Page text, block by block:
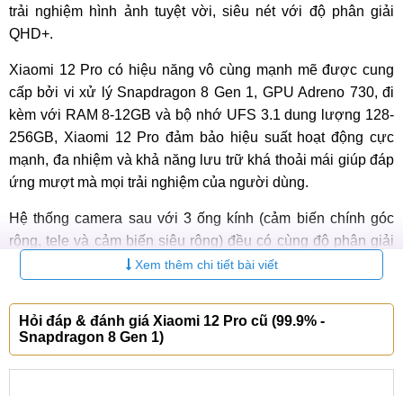
trải nghiệm hình ảnh tuyệt vời, siêu nét với độ phân giải
QHD+.
Xiaomi 12 Pro có hiệu năng vô cùng mạnh mẽ được cung
cấp bởi vi xử lý Snapdragon 8 Gen 1, GPU Adreno 730, đi
kèm với RAM 8-12GB và bộ nhớ UFS 3.1 dung lượng 128-
256GB, Xiaomi 12 Pro đảm bảo hiệu suất hoạt động cực
mạnh, đa nhiệm và khả năng lưu trữ khá thoải mái giúp đáp
ứng mượt mà mọi trải nghiệm của người dùng.
Hệ thống camera sau với 3 ống kính (cảm biến chính góc
rộng, tele và cảm biến siêu rộng) đều có cùng độ phân giải
50MP, hỗ trợ OIS cùng nhiều tính năng hiện đại khác, giúp
khả năng sáng tạo vô tận.
Viên pin 4600 mAh hỗ trợ sạc siêu nhanh 120W và sạc
không dây 50W là giúp cung cấp năng lượng bền bỉ cho
Xem thêm chi tiết bài viết
Hỏi đáp & đánh giá Xiaomi 12 Pro cũ (99.9% -
Snapdragon 8 Gen 1)